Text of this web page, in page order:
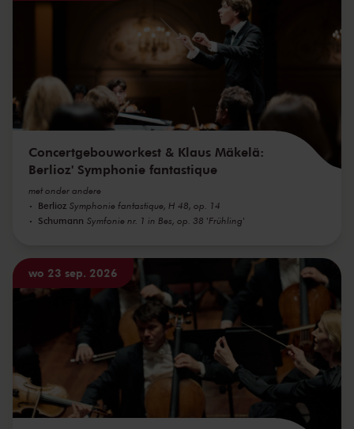
Concertgebouworkest & Klaus Mäkelä:
Berlioz' Symphonie fantastique
met onder andere
Berlioz Symphonie fantastique, H 48, op. 14
Schumann Symfonie nr. 1 in Bes, op. 38 'Frühling'
wo 23 sep. 2026